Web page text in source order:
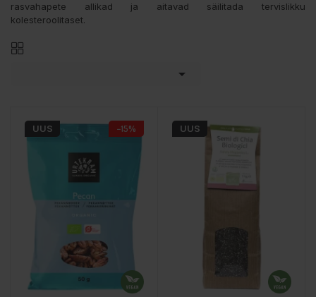
rasvahapete allikad ja aitavad säilitada tervislikku
kolesteroolitaset.

UUS −15% UUS